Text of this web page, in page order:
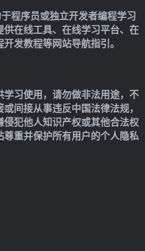
程序员或独立开发者编程学习
在线工具、在线学习平台、在
发教程等网站导航指引。
习使用，请勿做非法用途，不
间接从事违反中国法律法规，
犯他人知识产权或其他合法权
重并保护所有用户的个人隐私